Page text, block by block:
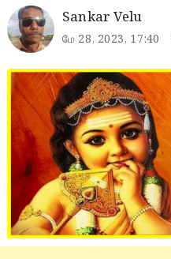
Sankar Velu
மே 28, 2023, 17:40
Murugan